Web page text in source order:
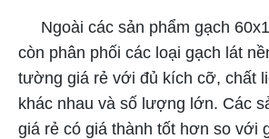
Ngoài các sản phẩm gạch
còn phân phối các loại gạch lát
tường giá rẻ với đủ kích cỡ, chất
khác nhau và số lượng lớn. Các
giá rẻ có giá thành tốt hơn so với